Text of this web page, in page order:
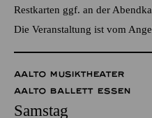
Restkarten ggf. an der
Die Veranstaltung ist vom
AALTO MUSIKTHEATER
AALTO BALLETT ESSEN
Samstag